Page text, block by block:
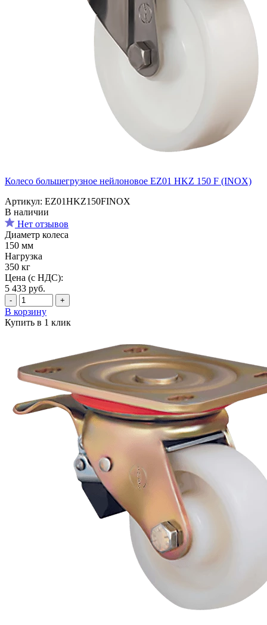
Колесо большегрузное нейлоновое EZ01 HKZ 150 F (INOX)
Артикул: EZ01HKZ150FINOX
В наличии
Нет отзывов
Диаметр колеса
150 мм
Нагрузка
350 кг
Цена (с НДС):
5 433 руб.
- +
В корзину
Купить в 1 клик